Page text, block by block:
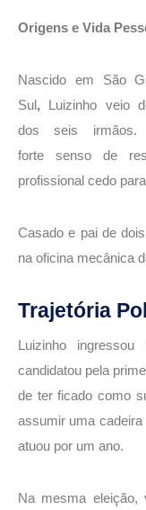
Origens e Vida
Nascido em São
Sul, Luizinho veio
dos seis irmãos.
forte senso de
profissional cedo
Casado e pai de
na oficina mecânica
Trajetória
Luizinho
candidatou pela
de ter ficado como
assumir uma
atuou por um ano.
Na mesma